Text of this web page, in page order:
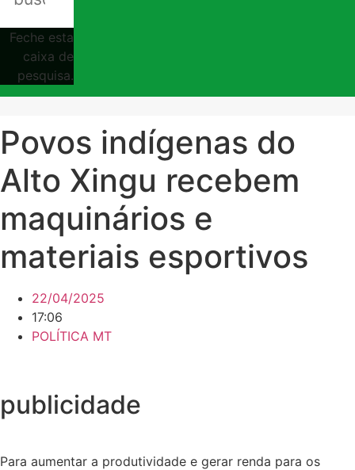
Feche esta
caixa de
pesquisa.
Povos indígenas do
Alto Xingu recebem
maquinários e
materiais esportivos
22/04/2025
17:06
POLÍTICA MT
publicidade
Para aumentar a produtividade e gerar renda para os